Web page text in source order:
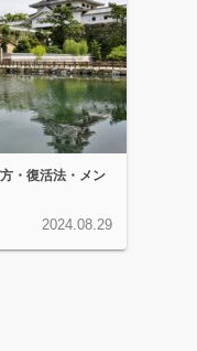
・復活法・メン
2024.08.29